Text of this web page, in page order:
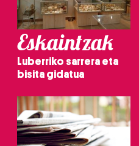
Eskaintzak
Luberriko sarrera eta
bisita gidatua